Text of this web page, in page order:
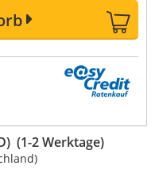
(1-2 Werktage)